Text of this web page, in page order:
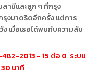
ามีและลูก ๆ ที่กรุง
รุงมาดริดอีกครั้ง แต่การ
เมื่อเธอได้พบกับความลับ
2013 - 15 ต่อ 0 ระบบ
นาที